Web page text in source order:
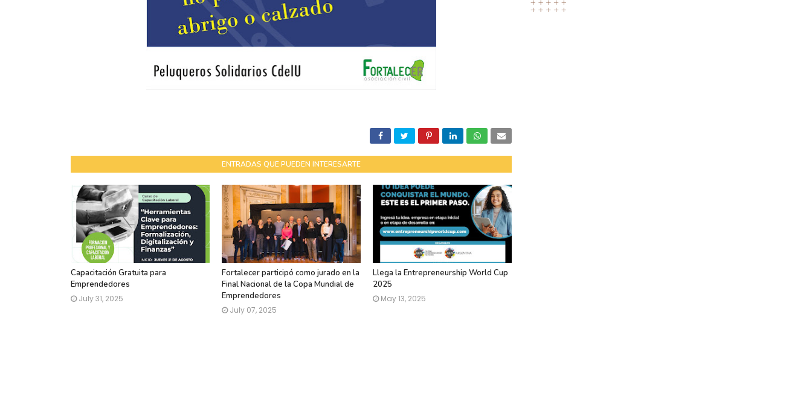
ENTRADAS QUE PUEDEN INTERESARTE
Capacitación Gratuita para
Emprendedores
July 31, 2025
Fortalecer participó como jurado en la
Final Nacional de la Copa Mundial de
Emprendedores
July 07, 2025
Llega la Entrepreneurship World Cup
2025
May 13, 2025